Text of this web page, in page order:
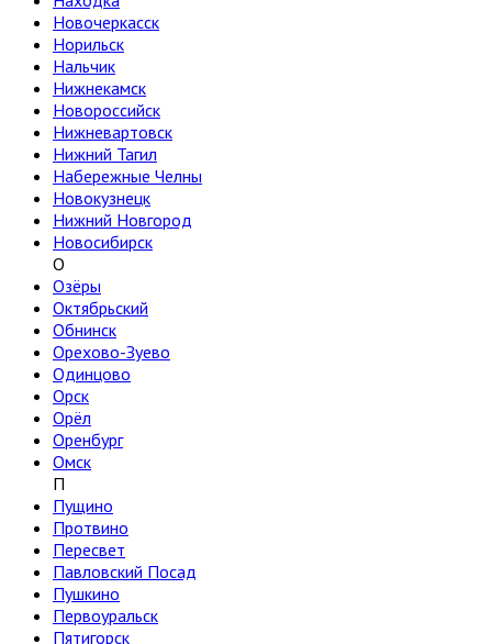
Новочеркасск
Норильск
Нальчик
Нижнекамск
Новороссийск
Нижневартовск
Нижний Тагил
Набережные Челны
Новокузнецк
Нижний Новгород
Новосибирск
О
Озёры
Октябрьский
Обнинск
Орехово-Зуево
Одинцово
Орск
Орёл
Оренбург
Омск
П
Пущино
Протвино
Пересвет
Павловский Посад
Пушкино
Первоуральск
Пятигорск